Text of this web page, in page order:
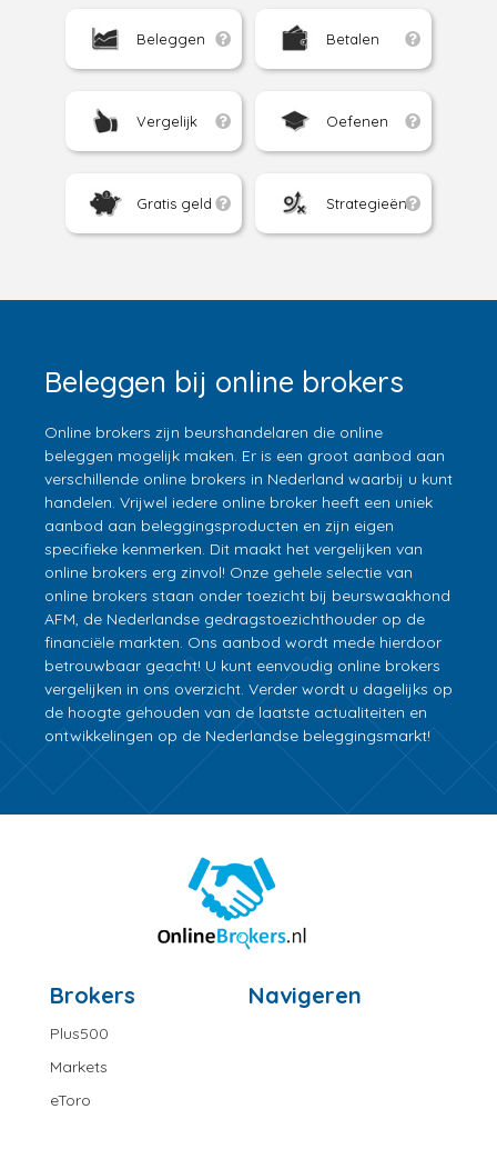
Beleggen Betalen
Vergelijk Oefenen
Gratis geld Strategieën
Beleggen bij online brokers
Online brokers zijn beurshandelaren die online
beleggen mogelijk maken. Er is een groot aanbod aan
verschillende online brokers in Nederland waarbij u kunt
handelen. Vrijwel iedere online broker heeft een uniek
aanbod aan beleggingsproducten en zijn eigen
specifieke kenmerken. Dit maakt het vergelijken van
online brokers erg zinvol! Onze gehele selectie van
online brokers staan onder toezicht bij beurswaakhond
AFM, de Nederlandse gedragstoezichthouder op de
financiële markten. Ons aanbod wordt mede hierdoor
betrouwbaar geacht! U kunt eenvoudig online brokers
vergelijken in ons overzicht. Verder wordt u dagelijks op
de hoogte gehouden van de laatste actualiteiten en
ontwikkelingen op de Nederlandse beleggingsmarkt!
Brokers
Plus500
Markets
eToro
Navigeren